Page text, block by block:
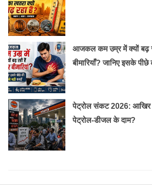
6 ॰ हिमाचल प्रदेश
Old Random Post
झोपड़पट्टी से करोडपति बनने की
“मजहब नही सिखाता आपस मे बैर
करता है ये मदरसा
आजकल कम उम्र में क्यों बढ़
बीमारियाँ? जानिए इसके
पेट्रोल संकट 2026: आखिर
पेट्रोल-डीजल के दाम?